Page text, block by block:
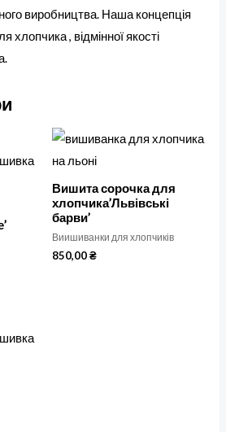
виробництва. Наша концепція
хлопчика , відмінної якості
₴
Вишита сорочка для
хлопчика’Львівські
барви’
Виишиванки для хлопчиків
850,00₴